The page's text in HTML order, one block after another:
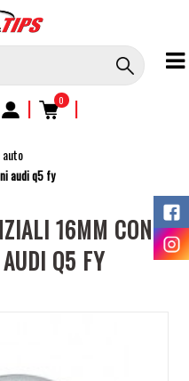
| 0 |
audi q5 fy
16MM CON
Q5 FY